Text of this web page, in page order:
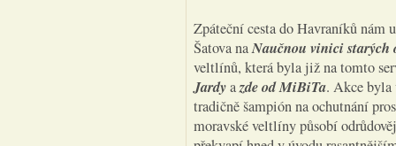
Zpáteční cesta do Havraníků nám
Šatova naNaučnou vinici starých
veltlínů, která byla již na tomto
Jardyazde od MiBiTa. Akce byla
tradičně šampión na ochutnání
moravské veltlíny působí